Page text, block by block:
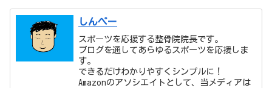
しんぺー
スポーツを応援する整骨院院長です。
ブログを通してあらゆるスポーツを応援しま
す。
できるだけわかりやすくシンプルに！
Amazonのアソシエイトとして、当メディアは